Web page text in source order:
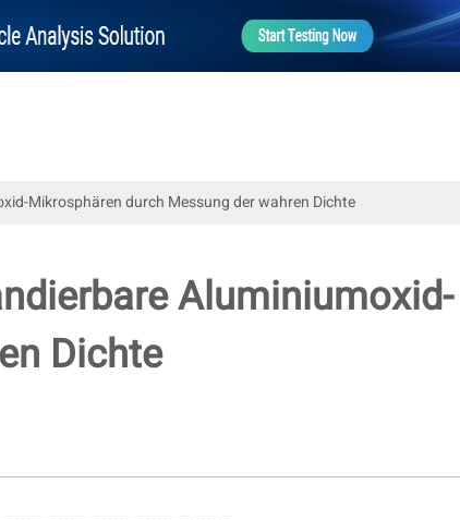
Mikrosphären durch Messung der wahren Dichte
Aluminiumoxid-
Dichte